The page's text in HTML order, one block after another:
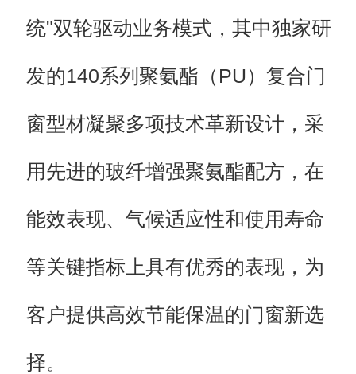
统"双轮驱动业务模式，其中独家研
发的140系列聚氨酯（PU）复合门
窗型材凝聚多项技术革新设计，采
用先进的玻纤增强聚氨酯配方，在
能效表现、气候适应性和使用寿命
等关键指标上具有优秀的表现，为
客户提供高效节能保温的门窗新选
择。